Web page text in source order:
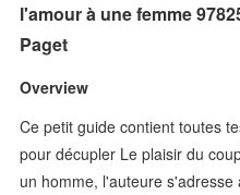
l'amour à une femme
Paget
Overview
Ce petit guide contient toutes
pour décupler Le plaisir du
un homme, l'auteure